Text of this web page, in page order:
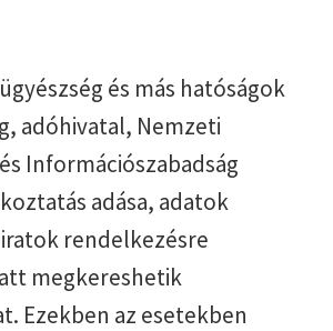
és más hatóságok
adóhivatal, Nemzeti
Információszabadság
adása, adatok
rendelkezésre
megkereshetik
Ezekben az esetekben